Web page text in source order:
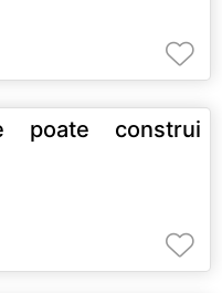
construi